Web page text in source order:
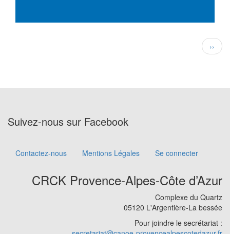
Page
››
Suivez-nous sur Facebook
Footer
Contactez-nous Mentions Légales Se connecter
CRCK Provence-Alpes-Côte d’Azur
Complexe du Quartz
05120 L'Argentière-La bessée
Pour joindre le secrétariat :